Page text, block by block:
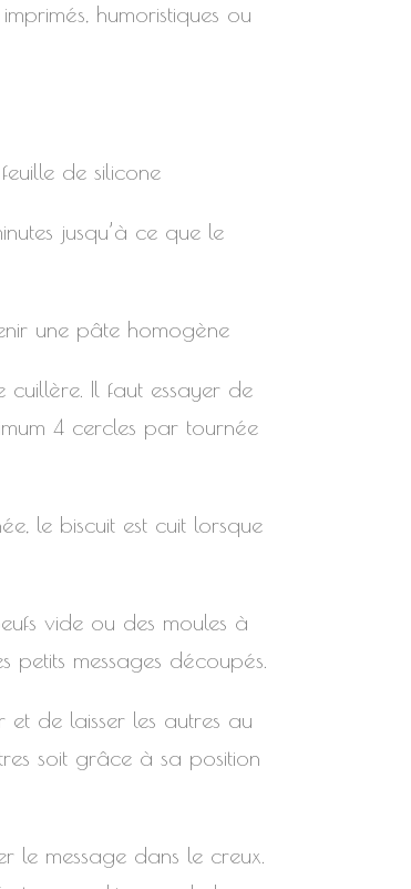
humoristiques ou
de silicone
jusqu’à ce que le
une pâte homogène
Il faut essayer de
4 cercles par tournée
le biscuit est cuit lorsque
vide ou des moules à
messages découpés.
de laisser les autres au
soit grâce à sa position
le message dans le creux.